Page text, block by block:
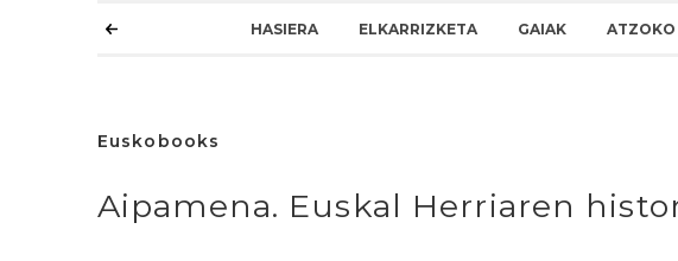
HASIERA ELKARRIZKETA GAIAK ATZOKO
Euskobooks
Aipamena. Euskal Herriaren